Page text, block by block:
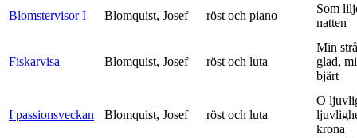
Blomstervisor I Blomquist, Josef röst och piano
Som
natten
Fiskarvisa Blomquist, Josef röst och luta
Min
glad,
bjärt
I passionsveckan Blomquist, Josef röst och luta
O
krona